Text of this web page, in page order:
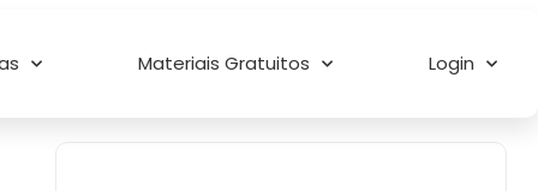
Materiais Gratuitos Login